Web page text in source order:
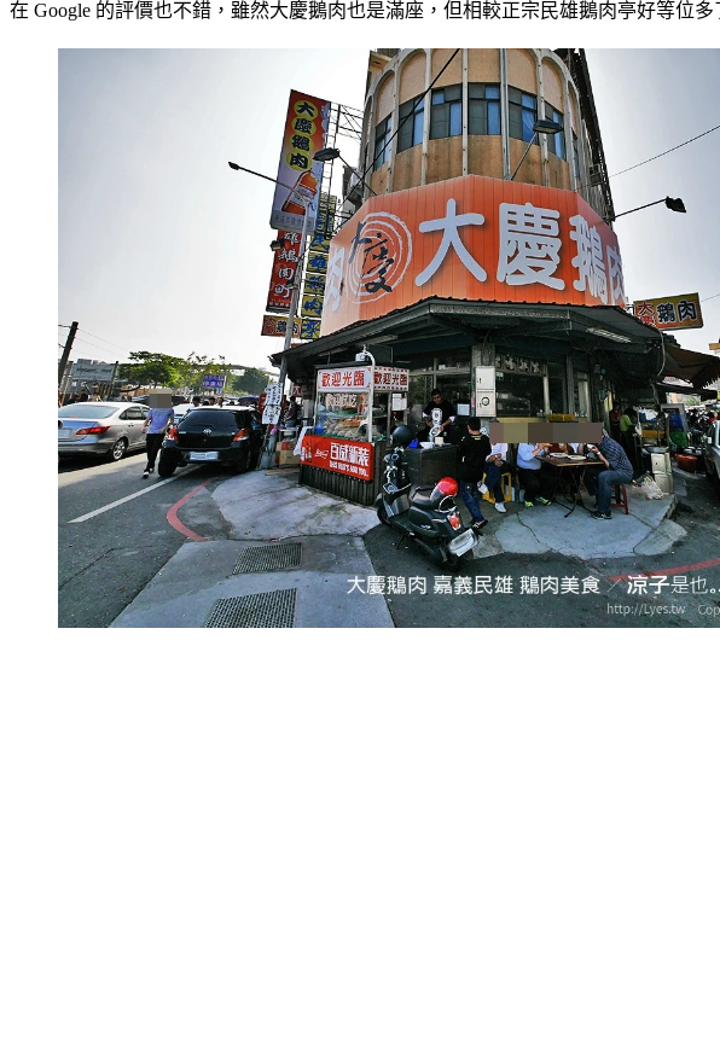
在 Google 的評價也不錯，雖然大慶鵝肉也是滿座，但相較正宗民雄鵝肉亭好等位